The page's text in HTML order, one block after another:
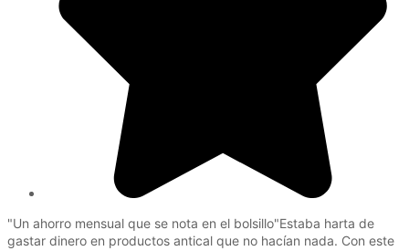
"Un ahorro mensual que se nota en el bolsillo"Estaba harta de
gastar dinero en productos antical que no hacían nada. Con este